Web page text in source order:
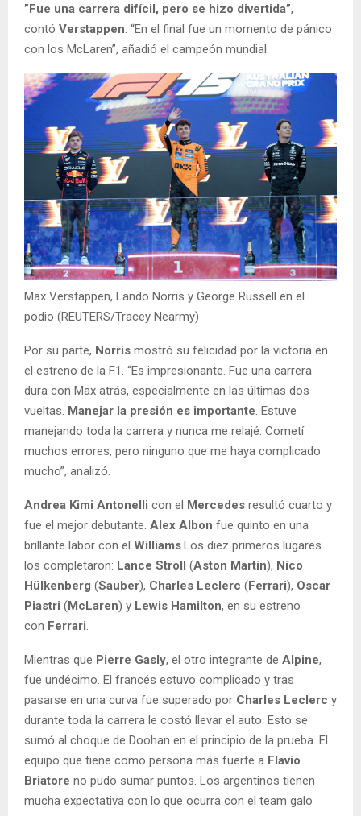
”Fue una carrera difícil, pero se hizo divertida”,
contó Verstappen. “En el final fue un momento de pánico
con los McLaren”, añadió el campeón mundial.
Max Verstappen, Lando Norris y George Russell en el
podio (REUTERS/Tracey Nearmy)
Por su parte, Norris mostró su felicidad por la victoria en
el estreno de la F1. “Es impresionante. Fue una carrera
dura con Max atrás, especialmente en las últimas dos
vueltas. Manejar la presión es importante. Estuve
manejando toda la carrera y nunca me relajé. Cometí
muchos errores, pero ninguno que me haya complicado
mucho”, analizó.
Andrea Kimi Antonelli con el Mercedes resultó cuarto y
fue el mejor debutante. Alex Albon fue quinto en una
brillante labor con el Williams.Los diez primeros lugares
los completaron: Lance Stroll (Aston Martin), Nico
Hülkenberg (Sauber), Charles Leclerc (Ferrari), Oscar
Piastri (McLaren) y Lewis Hamilton, en su estreno
con Ferrari.
Mientras que Pierre Gasly, el otro integrante de Alpine,
fue undécimo. El francés estuvo complicado y tras
pasarse en una curva fue superado por Charles Leclerc y
durante toda la carrera le costó llevar el auto. Esto se
sumó al choque de Doohan en el principio de la prueba. El
equipo que tiene como persona más fuerte a Flavio
Briatore no pudo sumar puntos. Los argentinos tienen
mucha expectativa con lo que ocurra con el team galo